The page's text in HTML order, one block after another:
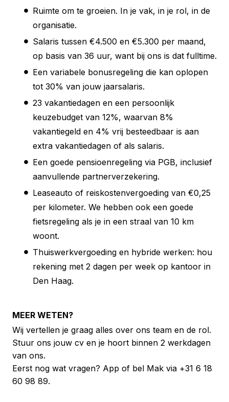
Ruimte om te groeien. In je vak, in je rol, in de
organisatie.
Salaris tussen €4.500 en €5.300 per maand,
op basis van 36 uur, want bij ons is dat fulltime.
Een variabele bonusregeling die kan oplopen
tot 30% van jouw jaarsalaris.
23 vakantiedagen en een persoonlijk
keuzebudget van 12%, waarvan 8%
vakantiegeld en 4% vrij besteedbaar is aan
extra vakantiedagen of als salaris.
Een goede pensioenregeling via PGB, inclusief
aanvullende partnerverzekering.
Leaseauto of reiskostenvergoeding van €0,25
per kilometer. We hebben ook een goede
fietsregeling als je in een straal van 10 km
woont.
Thuiswerkvergoeding en hybride werken: hou
rekening met 2 dagen per week op kantoor in
Den Haag.
MEER WETEN?
Wij vertellen je graag alles over ons team en de rol.
Stuur ons jouw cv en je hoort binnen 2 werkdagen
van ons.
Eerst nog wat vragen? App of bel Mak via +31 6 18
60 98 89.